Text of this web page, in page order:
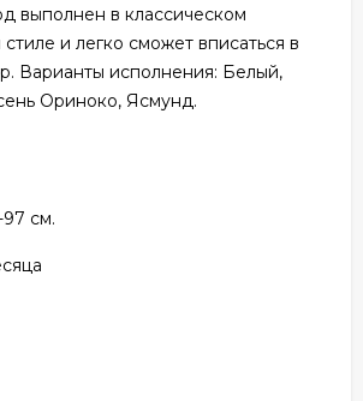
выполнен в классическом
и легко сможет вписаться в
Варианты исполнения: Белый,
Ориноко, Ясмунд.
см.